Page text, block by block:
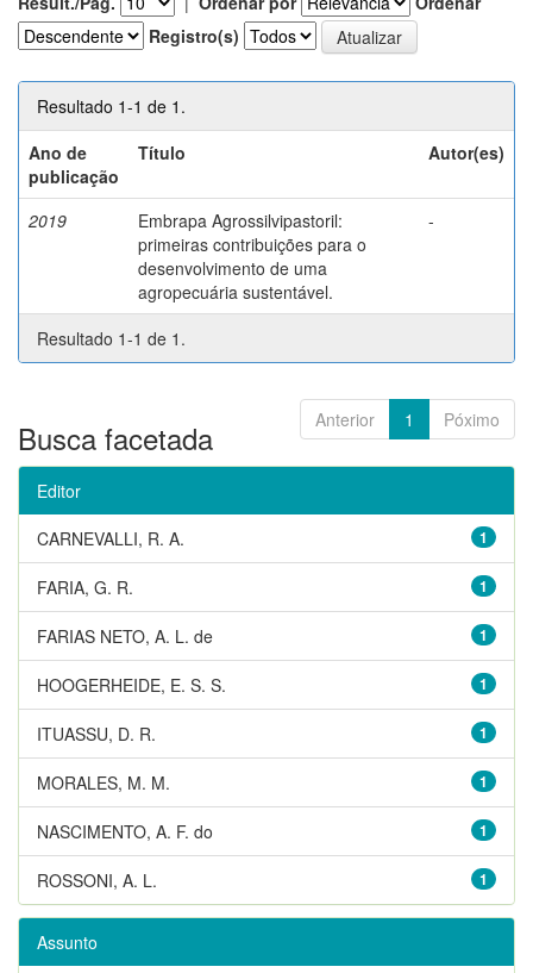
Registro(s)
Resultado 1-1 de 1.
Ano de
publicação
Título Autor(es)
2019
Embrapa Agrossilvipastoril:
primeiras contribuições para o
desenvolvimento de uma
agropecuária sustentável.
-
Resultado 1-1 de 1.
Anterior 1 Póximo
Busca facetada
Editor
1
CARNEVALLI, R. A.
1
FARIA, G. R.
1
FARIAS NETO, A. L. de
1
HOOGERHEIDE, E. S. S.
1
ITUASSU, D. R.
1
MORALES, M. M.
1
NASCIMENTO, A. F. do
1
ROSSONI, A. L.
Assunto